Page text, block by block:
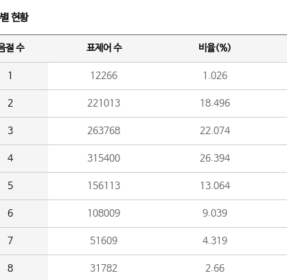
현황
절 수 표제어 수 비율(%)
1 12266 1.026
2 221013 18.496
3 263768 22.074
4 315400 26.394
5 156113 13.064
6 108009 9.039
7 51609 4.319
8 31782 2.66